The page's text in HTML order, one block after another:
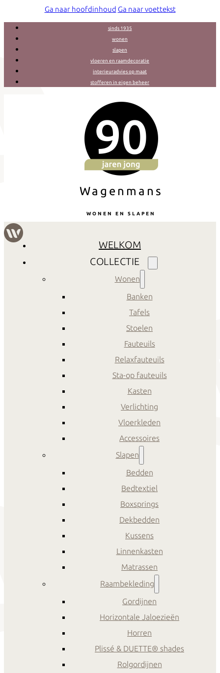
Ga naar hoofdinhoud Ga naar voettekst
sinds 1935
wonen
slapen
vloeren en raamdecoratie
interieuradvies op maat
stofferen in eigen beheer
Wagenmans
WONEN EN SLAPEN
WELKOM
COLLECTIE
Wonen
Banken
Tafels
Stoelen
Fauteuils
Relaxfauteuils
Sta-op fauteuils
Kasten
Verlichting
Vloerkleden
Accessoires
Slapen
Bedden
Bedtextiel
Boxsprings
Dekbedden
Kussens
Linnenkasten
Matrassen
Raambekleding
Gordijnen
Horizontale Jaloezieën
Horren
Plissé & DUETTE® shades
Rolgordijnen